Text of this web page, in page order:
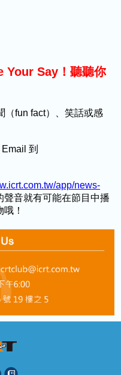
Your Say！聽聽你
（fun fact）、笑話或感
到
app/news-
聲音就有可能在節目中播
！